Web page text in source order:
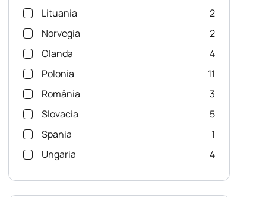
Lituania
2
Norvegia
2
Olanda
4
Polonia
11
România
3
Slovacia
5
Spania
1
Ungaria
4